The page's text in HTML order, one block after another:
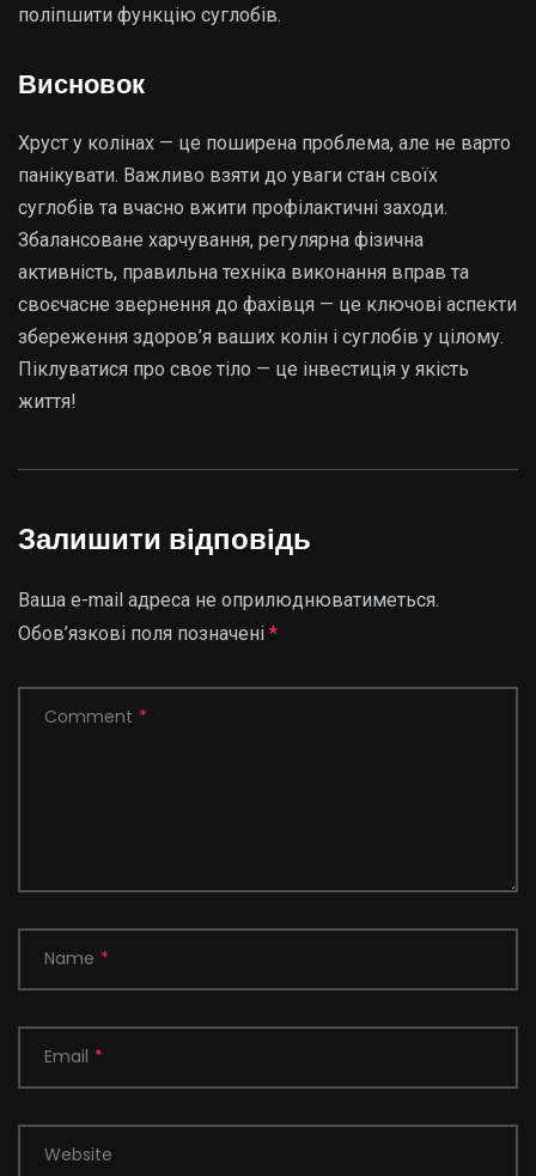
поліпшити функцію суглобів.
Висновок
Хруст у колінах — це поширена проблема, але не варто
панікувати. Важливо взяти до уваги стан своїх
суглобів та вчасно вжити профілактичні заходи.
Збалансоване харчування, регулярна фізична
активність, правильна техніка виконання вправ та
своєчасне звернення до фахівця — це ключові аспекти
збереження здоров’я ваших колін і суглобів у цілому.
Піклуватися про своє тіло — це інвестиція у якість
життя!
Залишити відповідь
Ваша e-mail адреса не оприлюднюватиметься.
Обов’язкові поля позначені *
Comment *
Name *
Email *
Website